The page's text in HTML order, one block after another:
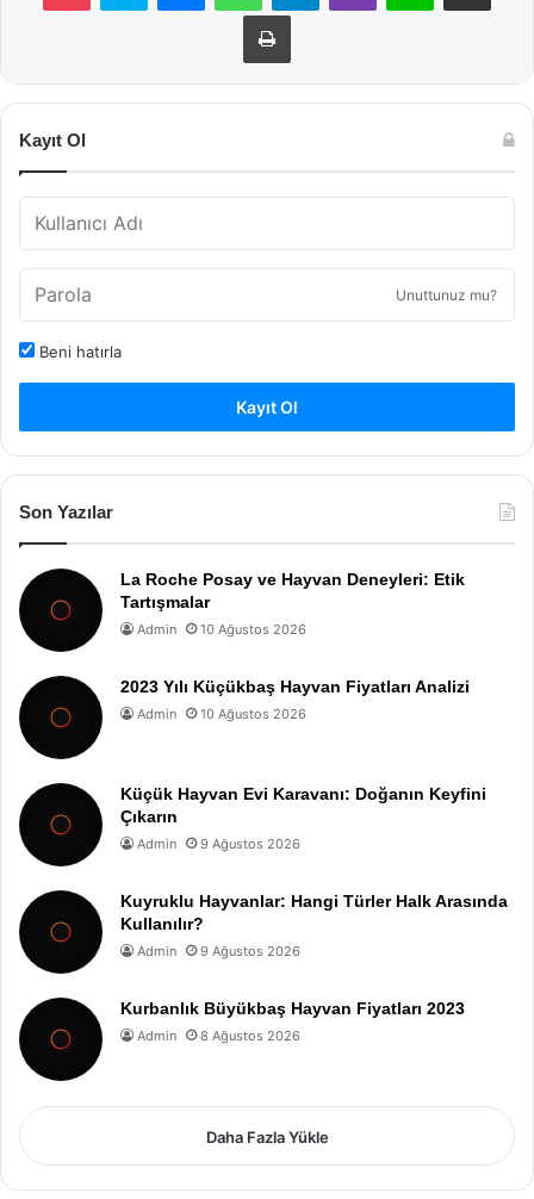
Yazdır
Kayıt Ol
Unuttunuz mu?
Beni hatırla
Kayıt Ol
Son Yazılar
La Roche Posay ve Hayvan Deneyleri: Etik
Tartışmalar
Admin 10 Ağustos 2026
2023 Yılı Küçükbaş Hayvan Fiyatları Analizi
Admin 10 Ağustos 2026
Küçük Hayvan Evi Karavanı: Doğanın Keyfini
Çıkarın
Admin 9 Ağustos 2026
Kuyruklu Hayvanlar: Hangi Türler Halk Arasında
Kullanılır?
Admin 9 Ağustos 2026
Kurbanlık Büyükbaş Hayvan Fiyatları 2023
Admin 8 Ağustos 2026
Daha Fazla Yükle